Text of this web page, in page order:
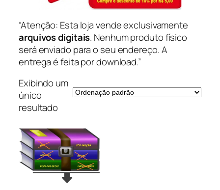
“Atenção: Esta loja vende exclusivamente
arquivos digitais. Nenhum produto físico
será enviado para o seu endereço. A
entrega é feita por download.”
Exibindo um
único
resultado